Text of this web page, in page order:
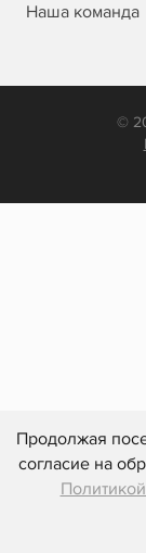
Продолжая
согласие на
Наша команда
©